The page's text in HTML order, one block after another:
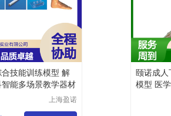
技能训练模型 解
能多场景教学器材
上海盈诺
颐诺成人
模型 医